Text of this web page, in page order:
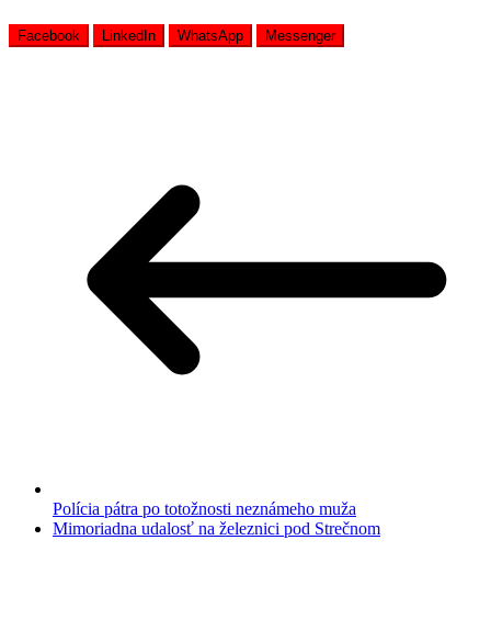
Facebook LinkedIn WhatsApp Messenger
Polícia pátra po totožnosti neznámeho muža
Mimoriadna udalosť na železnici pod Strečnom